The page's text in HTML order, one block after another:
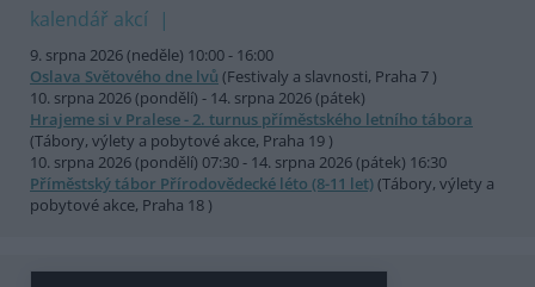
kalendář akcí
9. srpna 2026 (neděle) 10:00 - 16:00
Oslava Světového dne lvů (Festivaly a slavnosti, Praha 7 )
10. srpna 2026 (pondělí) - 14. srpna 2026 (pátek)
Hrajeme si v Pralese - 2. turnus příměstského letního tábora
(Tábory, výlety a pobytové akce, Praha 19 )
10. srpna 2026 (pondělí) 07:30 - 14. srpna 2026 (pátek) 16:30
Příměstský tábor Přírodovědecké léto (8-11 let)(Tábory, výlety a
pobytové akce, Praha 18 )